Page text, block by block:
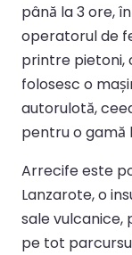
până la 3 ore,
operatorul de
printre pietoni,
folosesc o
autorulotă,
pentru o gamă
Arrecife este
Lanzarote, o
sale vulcanice,
pe tot